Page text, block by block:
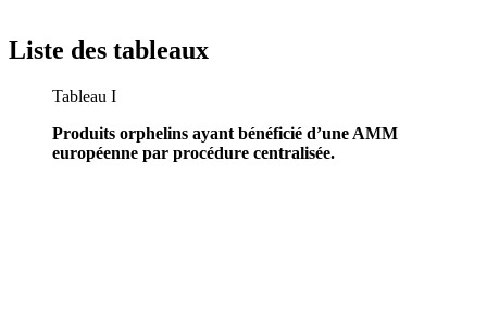
Liste des tableaux
Tableau I
Produits orphelins ayant bénéficié d’une AMM
européenne par procédure centralisée.